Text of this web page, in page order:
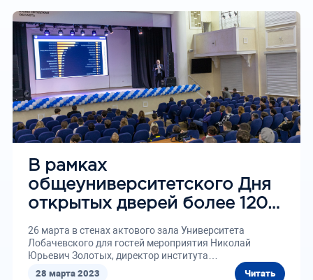
28 марта 2023 Читать
В рамках
общеуниверситетского Дня
открытых дверей более 120
абитуриентов и их
родителей познакомились с
институтом ИТММ
26 марта в стенах актового зала Университета
Лобачевского для гостей мероприятия Николай
Юрьевич Золотых, директор института
информационных...